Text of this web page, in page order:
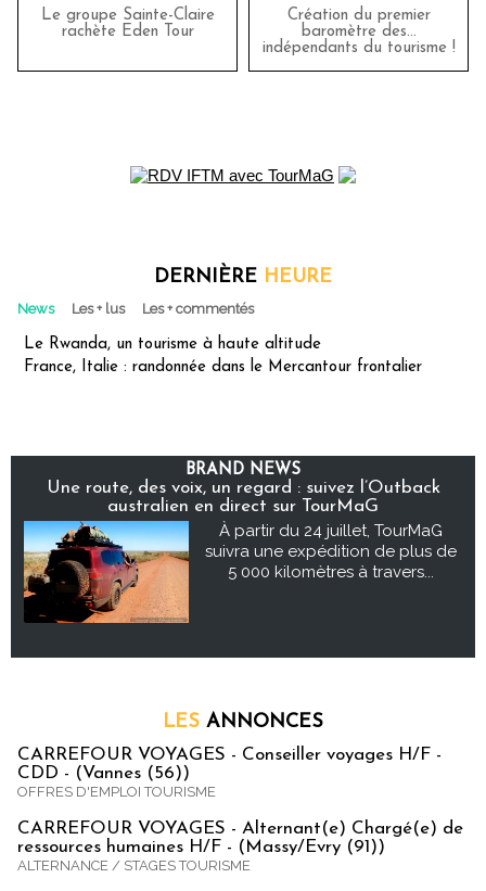
Le groupe Sainte-Claire
rachète Eden Tour
Création du premier
baromètre des…
indépendants du tourisme !
DERNIÈRE HEURE
News Les + lus Les + commentés
Le Rwanda, un tourisme à haute altitude
France, Italie : randonnée dans le Mercantour frontalier
BRAND NEWS
Une route, des voix, un regard : suivez l’Outback
australien en direct sur TourMaG
À partir du 24 juillet, TourMaG
suivra une expédition de plus de
5 000 kilomètres à travers...
LES ANNONCES
CARREFOUR VOYAGES - Conseiller voyages H/F -
CDD - (Vannes (56))
OFFRES D'EMPLOI TOURISME
CARREFOUR VOYAGES - Alternant(e) Chargé(e) de
ressources humaines H/F - (Massy/Evry (91))
ALTERNANCE / STAGES TOURISME